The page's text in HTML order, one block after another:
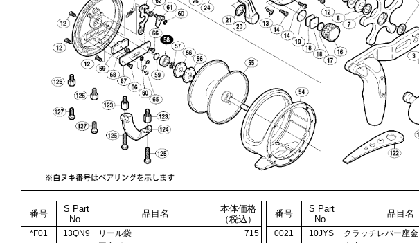
番号
S Part
No.
品目名
本体価格
（税込）
番号
S Part
No.
品目名
*F01 13QN9 リール袋 715 0021 10JYS クラッチレバー座金